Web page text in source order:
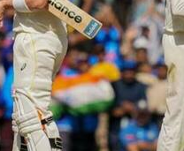
ஆஸ்திரேலியா
நடந்த முதல்
உள்ள அருண்
மோத உள்ளது.